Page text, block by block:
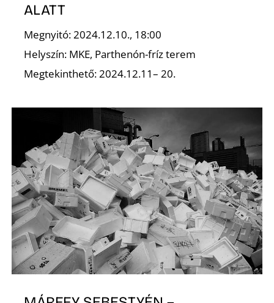
ALATT
Megnyitó: 2024.12.10., 18:00
Helyszín: MKE, Parthenón-fríz terem
Megtekinthető: 2024.12.11– 20.